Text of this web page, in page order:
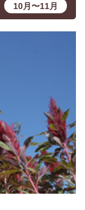
10月〜11月